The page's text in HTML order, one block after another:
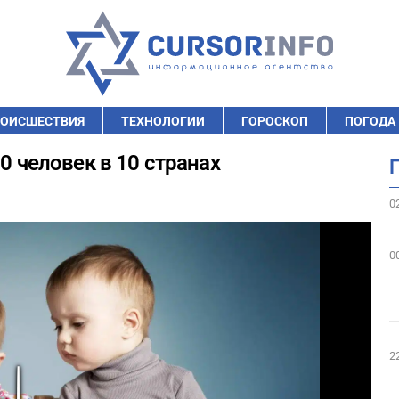
ТЕХНОЛОГИИ ГОРОСКОП ПОГОДА
человек в 10 странах